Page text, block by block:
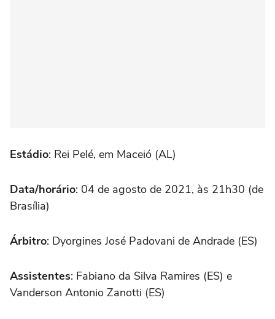
Estádio: Rei Pelé, em Maceió (AL)
Data/horário: 04 de agosto de 2021, às 21h30 (de
Brasília)
Árbitro: Dyorgines José Padovani de Andrade (ES)
Assistentes: Fabiano da Silva Ramires (ES) e
Vanderson Antonio Zanotti (ES)